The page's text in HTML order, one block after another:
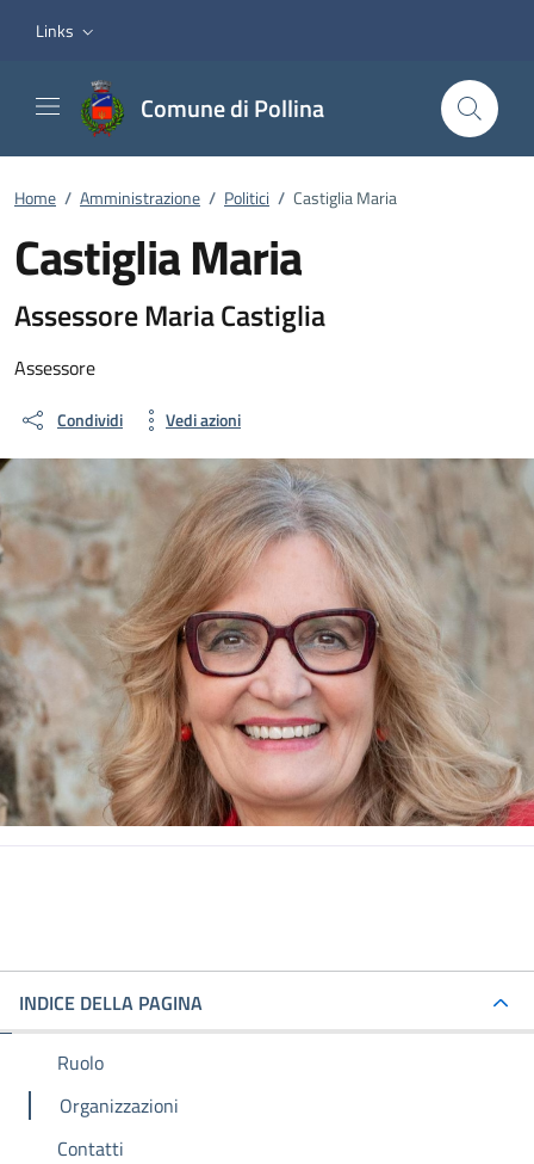
Links
Comune di Pollina
Home / Amministrazione / Politici / Castiglia Maria
Castiglia Maria
Dettagli della persona
Assessore Maria Castiglia
Assessore
Condividi Vedi azioni
INDICE DELLA PAGINA
Ruolo
Organizzazioni
Contatti